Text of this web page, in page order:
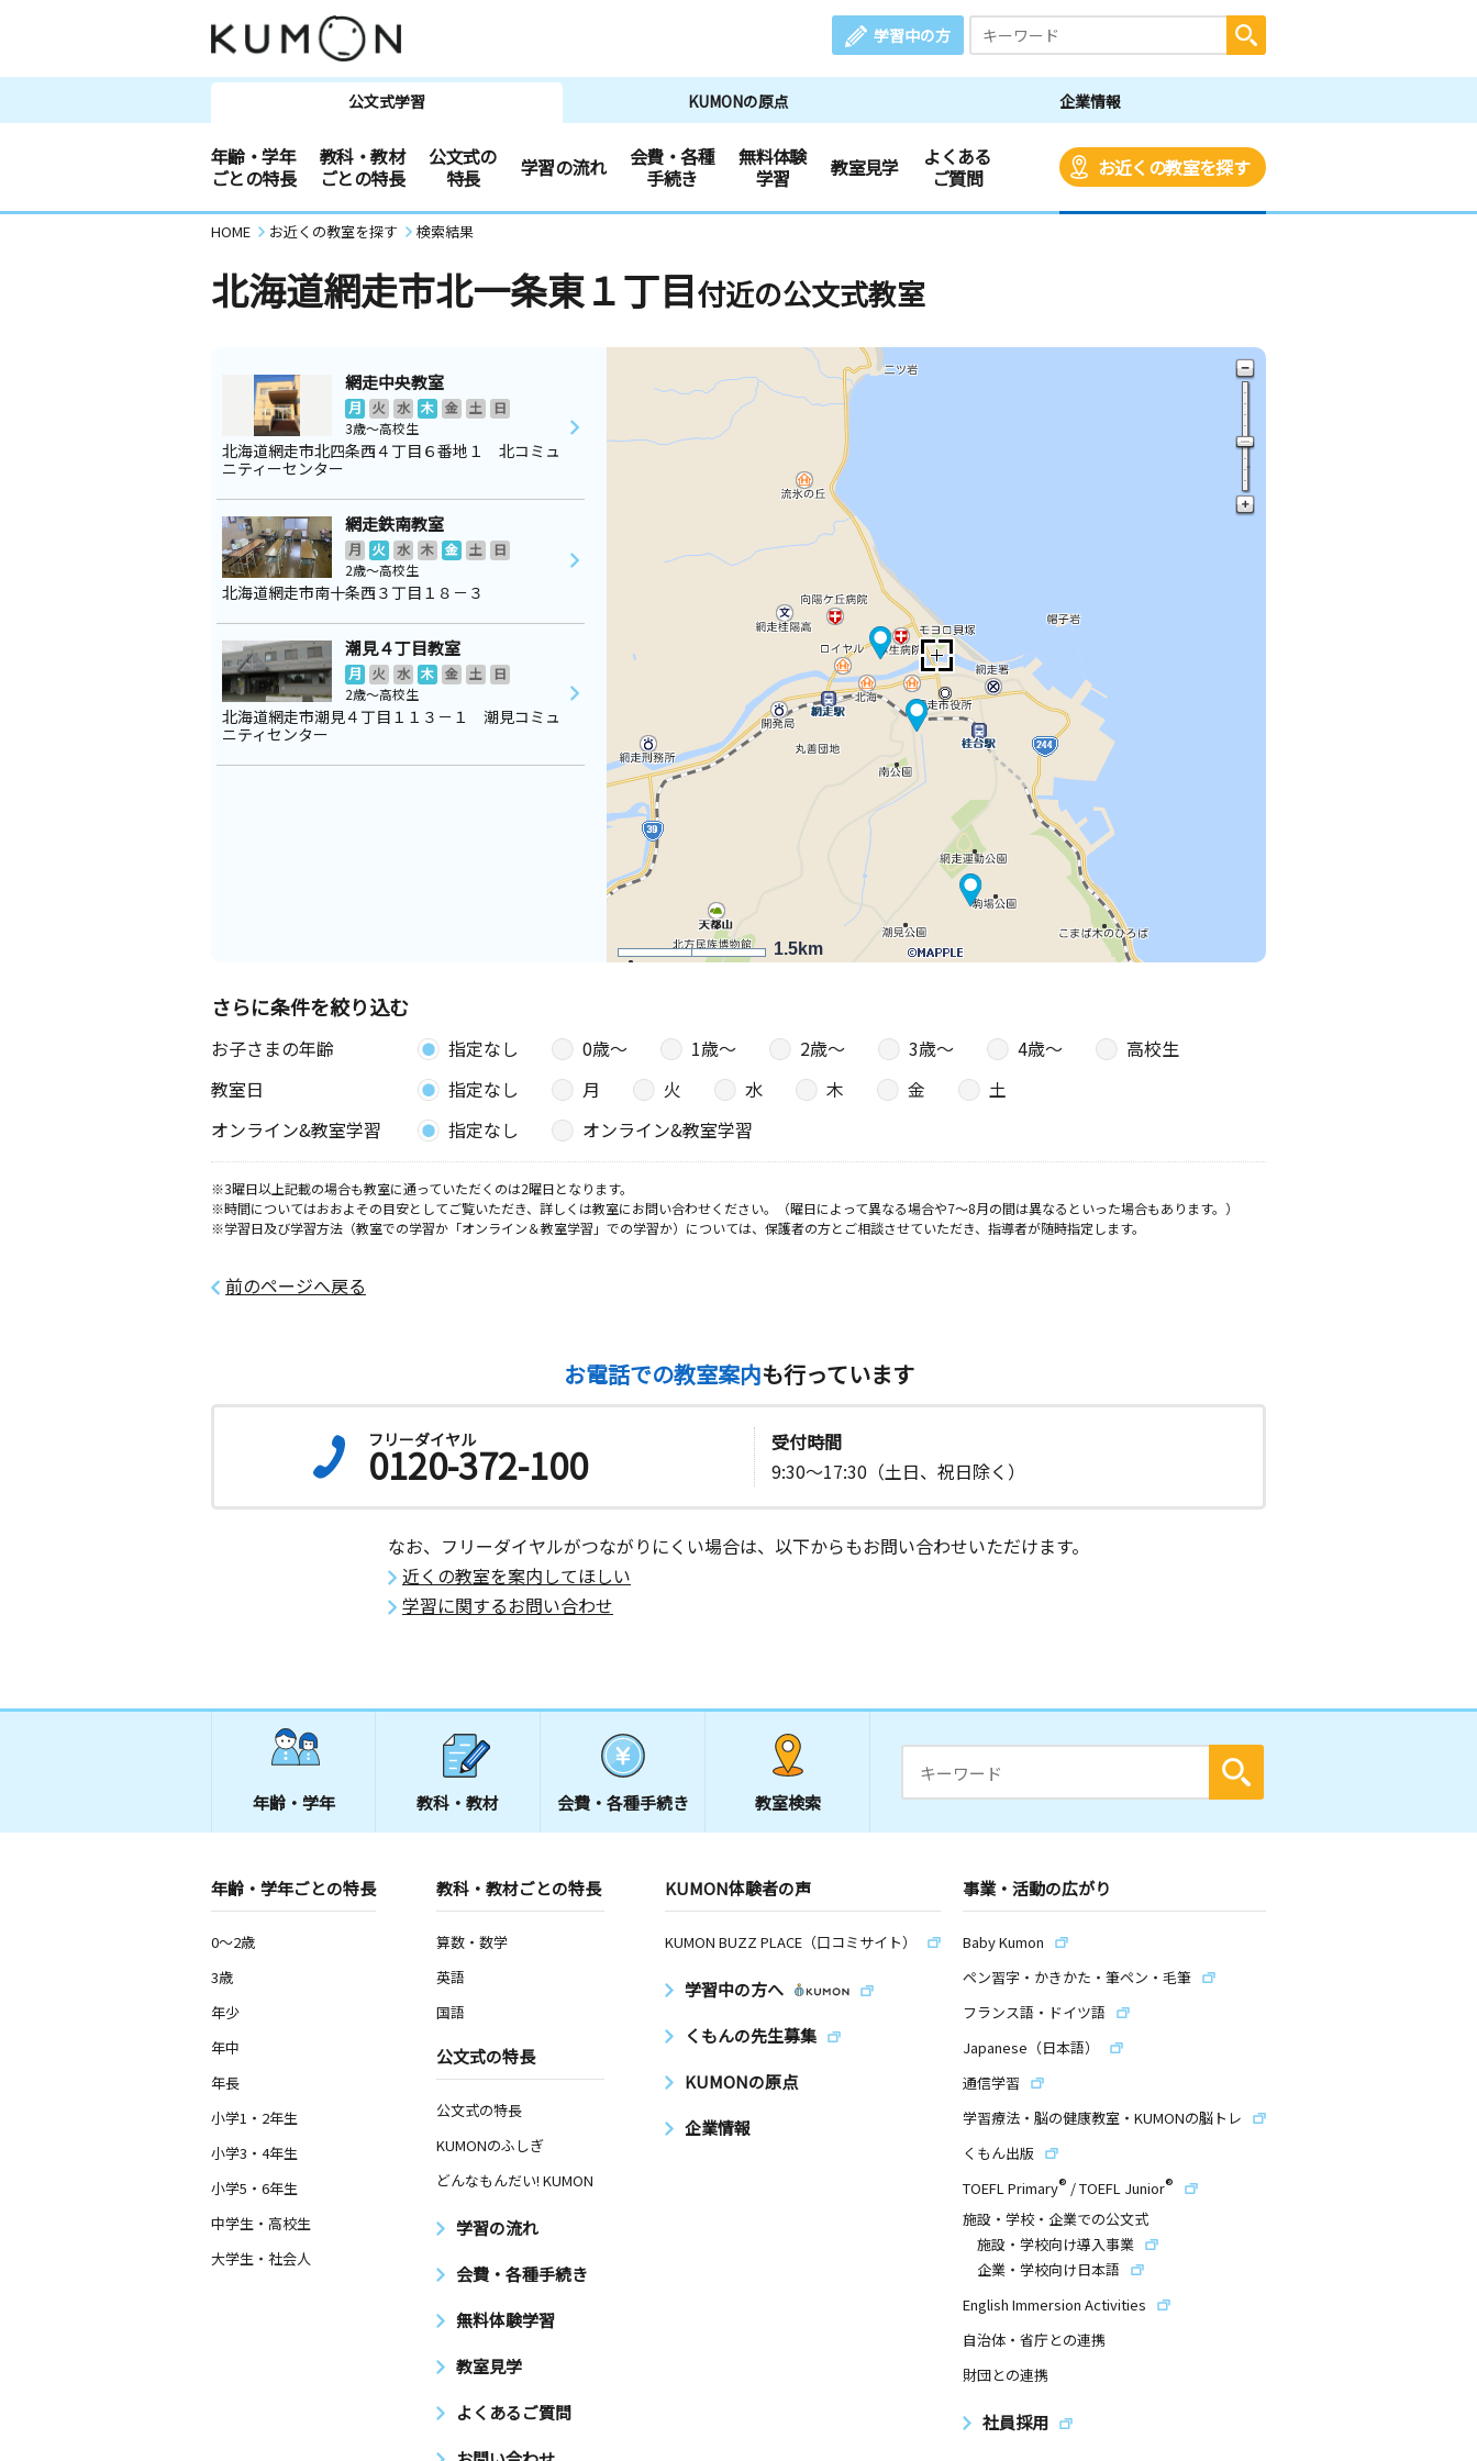
学習中の方
公文式学習 KUMONの原点 企業情報
年齢・学年
ごとの特長
教科・教材
ごとの特長
公文式の
特長
学習の流れ
会費・各種
手続き
無料体験
学習
教室見学
よくある
ご質問
お近くの教室を探す
HOME お近くの教室を探す 検索結果
北海道網走市北一条東１丁目付近の公文式教室
1.5km
網走中央教室
月 火 水 木 金 土
日
3歳～高校生
北海道網走市北四条西４丁目６番地１ 北コミュ
ニティーセンター
網走鉄南教室
月 火 水 木 金 土
日
2歳～高校生
北海道網走市南十条西３丁目１８－３
潮見４丁目教室
月 火 水 木 金 土
日
2歳～高校生
北海道網走市潮見４丁目１１３－１ 潮見コミュ
ニティセンター
さらに条件を絞り込む
お子さまの年齢 指定なし 0歳〜 1歳〜 2歳〜 3歳〜 4歳〜
高校生
教室日
指定なし 月 火 水 木 金
土
オンライン&教室学習
指定なし オンライン&教室学習
※3曜日以上記載の場合も教室に通っていただくのは2曜日となります。
※時間についてはおおよその目安としてご覧いただき、詳しくは教室にお問い合わせください。（曜日によって異なる場合や7～8月の間は異なるといった場合もあります。）
※学習日及び学習方法（教室での学習か「オンライン＆教室学習」での学習か）については、保護者の方とご相談させていただき、指導者が随時指定します。
前のページへ戻る
お電話での教室案内も行っています
フリーダイヤル
0120-372-100
受付時間
9:30～17:30（土日、祝日除く）
なお、フリーダイヤルがつながりにくい場合は、以下からもお問い合わせいただけます。
近くの教室を案内してほしい
学習に関するお問い合わせ
年齢・学年 教科・教材 会費・ 各種手続き 教室検索
年齢・学年ごとの特長
0～2歳
3歳
年少
年中
年長
小学1・2年生
小学3・4年生
小学5・6年生
中学生・高校生
大学生・社会人
教科・教材ごとの特長
算数・数学
英語
国語
公文式の特長
公文式の特長
KUMONのふしぎ
どんなもんだい! KUMON
学習の流れ
会費・各種手続き
無料体験学習
教室見学
よくあるご質問
KUMON体験者の声
KUMON BUZZ PLACE（口コミサイト）
学習中の方へ
くもんの先生募集
KUMONの原点
企業情報
事業・活動の広がり
Baby Kumon
ペン習字・かきかた・筆ペン・毛筆
フランス語・ドイツ語
Japanese（日本語）
通信学習
学習療法・脳の健康教室・KUMONの脳トレ
くもん出版
TOEFL Primary® /TOEFL Junior®
施設・学校・企業での公文式
施設・学校向け導入事業
企業・学校向け日本語
English Immersion Activities
自治体・省庁との連携
財団との連携
社員採用